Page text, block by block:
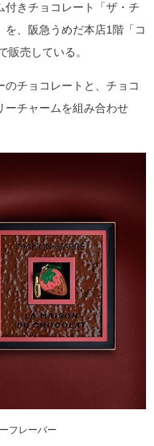
付きチョコレート「ザ・チ
を、阪急うめだ本店1階「コ
販売している。
チョコレートと、チョコ
ーチャームを組み合わせ
フレーバー